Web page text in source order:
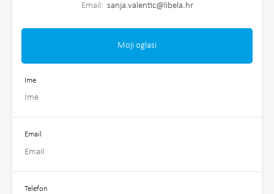
Email: sanja.valentic@libela.hr
Moji oglasi
Ime
Email
Telefon